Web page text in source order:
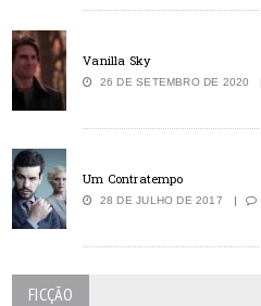
Vanilla Sky
26 DE SETEMBRO DE 2020
Um Contratempo
28 DE JULHO DE 2017
FICÇÃO